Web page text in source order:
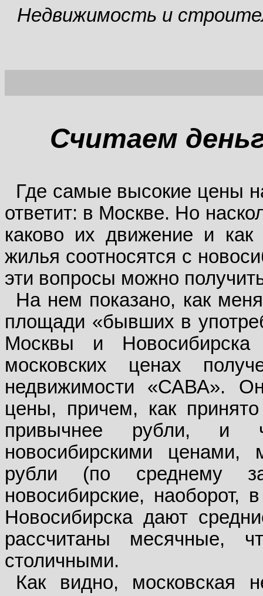
Недвижимость и
Считаем
Где самые высокие цены
ответит: в Москве. Но
каково их движение и
жилья соотносятся с
эти вопросы можно
На нем показано, как
площади «бывших в
Москвы и
московских ценах
недвижимости «САВА».
цены, причем, как
привычнее рубли, и
новосибирскими ценами,
рубли (по среднему
новосибирские, наоборот,
Новосибирска дают
рассчитаны месячные,
столичными.
Как видно, московская